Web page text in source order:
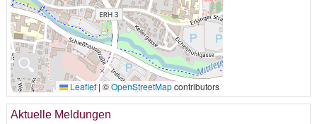
🔍
Leaflet| ©OpenStreetMapcontributors
Aktuelle Meldungen